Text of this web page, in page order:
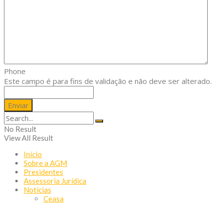
Phone
Este campo é para fins de validação e não deve ser alterado.
No Result
View All Result
Início
Sobre a AGM
Presidentes
Assessoria Jurídica
Notícias
Ceasa